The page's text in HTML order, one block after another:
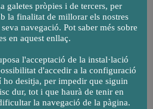
galetes pròpies i de tercers, per
la finalitat de millorar els nostres
navegació. Pot saber més sobre
en aquest enllaç.
l'acceptació de la instal·lació
d'accedir a la configuració
ho desitja, per impedir que siguin
dur, tot i que haurà de tenir en
la navegació de la pàgina.